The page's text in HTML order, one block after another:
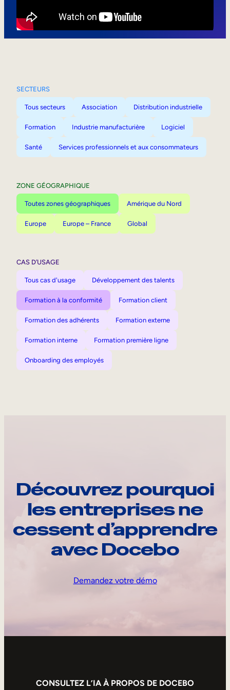
SECTEURS
Tous secteurs Association Distribution industrielle
Formation Industrie manufacturière Logiciel
Santé Services professionnels et aux consommateurs
ZONE GÉOGRAPHIQUE
Toutes zones géographiques Amérique du Nord
Europe Europe – France Global
CAS D’USAGE
Tous cas d'usage Développement des talents
Formation à la conformité Formation client
Formation des adhérents Formation externe
Formation interne Formation première ligne
Onboarding des employés
Découvrez pourquoi
les entreprises ne
cessent d’apprendre
avec Docebo
Demandez votre démo
CONSULTEZ L’IA À PROPOS DE DOCEBO